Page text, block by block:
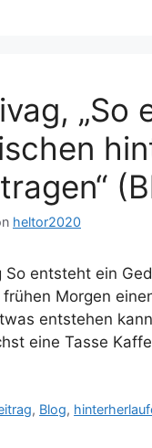
„So
heltor2020
So entsteht ein
Morgen
entstehen
eine Tasse
, Blog,